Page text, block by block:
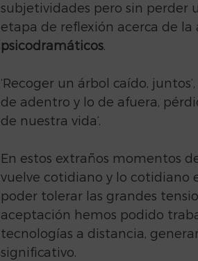
subjetividades pero sin perder
etapa de reflexión acerca de
psicodramáticos.
‘Recoger un árbol caído,
de adentro y lo de afuera,
de nuestra vida’.
En estos extraños momentos
vuelve cotidiano y lo cotidiano
poder tolerar las grandes
aceptación hemos podido
tecnologías a distancia,
significativo.